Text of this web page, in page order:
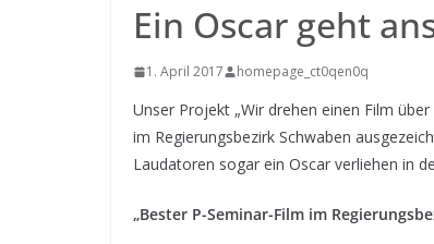
Ein Oscar geht
1. April 2017 homepage_ct0qen0q
Unser Projekt „Wir drehen einen Film
im Regierungsbezirk Schwaben
Laudatoren sogar ein Oscar verliehen in
„Bester P-Seminar-Film im